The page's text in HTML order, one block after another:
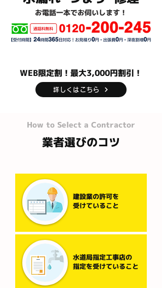
お電話一本でお伺いします！
WEB限定割！最大3,000円割引！
詳しくはこちら
How to Select a Contractor
業者選びのコツ
建設業の許可を
受けていること
水道局指定工事店の
指定を受けていること